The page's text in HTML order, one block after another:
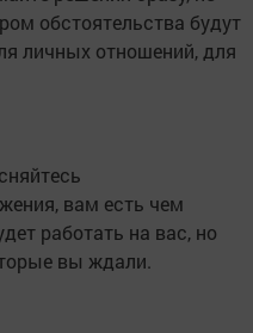
обстоятельства будут
личных отношений, для
вам есть чем
работать на вас, но
вы ждали.